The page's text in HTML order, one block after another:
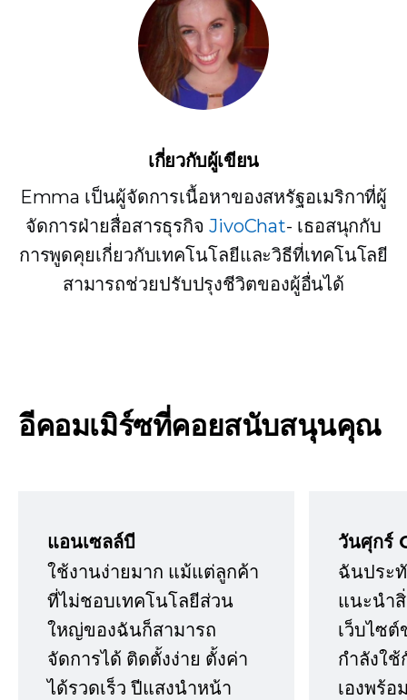
เกี่ยวกับผู้เขียน
Emma เป็นผู้จัดการเนื้อหาของสหรัฐอเมริกาที่ผู้
จัดการฝ่ายสื่อสารธุรกิจ JivoChat- เธอสนุกกับ
การพูดคุยเกี่ยวกับเทคโนโลยีและวิธีที่เทคโนโลยี
สามารถช่วยปรับปรุงชีวิตของผู้อื่นได้
อีคอมเมิร์ซที่คอยสนับสนุนคุณ
แอนเซลล์บี
ใช้งานง่ายมาก แม้แต่ลูกค้า
ที่ไม่ชอบเทคโนโลยีส่วน
ใหญ่ของฉันก็สามารถ
จัดการได้ ติดตั้งง่าย ตั้งค่า
ได้รวดเร็ว ปีแสงนำหน้า
วันศุกร์
ฉันประ
แนะนำ
เว็บไซ
กำลังใ
เองพร้